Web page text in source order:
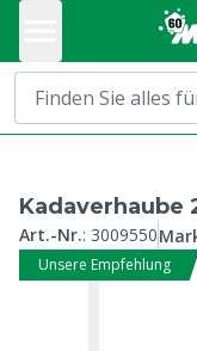
Kadaverhaube
Art.-Nr.: 3009550
Unsere Empfehlung